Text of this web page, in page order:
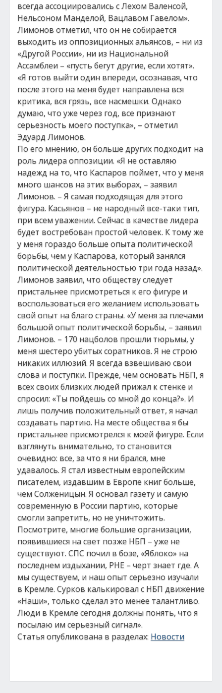
всегда ассоциировались с Лехом Валенсой,
Нельсоном Манделой, Вацлавом Гавелом».
Лимонов отметил, что он не собирается
выходить из оппозиционных альянсов, – ни из
«Другой России», ни из Национальной
Ассамблеи – «пусть бегут другие, если хотят».
«Я готов выйти один впереди, осознавая, что
после этого на меня будет направлена вся
критика, вся грязь, все насмешки. Однако
думаю, что уже через год, все признают
серьезность моего поступка», – отметил
Эдуард Лимонов.
По его мнению, он больше других подходит на
роль лидера оппозиции. «Я не оставляю
надежд на то, что Каспаров поймет, что у меня
много шансов на этих выборах, – заявил
Лимонов. – Я самая подходящая для этого
фигура. Касьянов – не народный все-таки тип,
при всем уважении. Сейчас в качестве лидера
будет востребован простой человек. К тому же
у меня гораздо больше опыта политической
борьбы, чем у Каспарова, который занялся
политической деятельностью три года назад».
Лимонов заявил, что обществу следует
пристальнее присмотреться к его фигуре и
воспользоваться его желанием использовать
свой опыт на благо страны. «У меня за плечами
большой опыт политической борьбы, – заявил
Лимонов. – 170 нацболов прошли тюрьмы, у
меня шестеро убитых соратников. Я не строю
никаких иллюзий. Я всегда взвешиваю свои
слова и поступки. Прежде, чем основать НБП, я
всех своих близких людей прижал к стенке и
спросил: «Ты пойдешь со мной до конца?». И
лишь получив положительный ответ, я начал
создавать партию. На месте общества я бы
пристальнее присмотрелся к моей фигуре. Если
взглянуть внимательно, то становится
очевидно: все, за что я ни брался, мне
удавалось. Я стал известным европейским
писателем, издавшим в Европе книг больше,
чем Солженицын. Я основал газету и самую
современную в России партию, которые
смогли запретить, но не уничтожить.
Посмотрите, многие большие организации,
появившиеся на свет позже НБП – уже не
существуют. СПС почил в бозе, «Яблоко» на
последнем издыхании, РНЕ – черт знает где. А
мы существуем, и наш опыт серьезно изучали
в Кремле. Сурков калькировал с НБП движение
«Наши», только сделал это менее талантливо.
Люди в Кремле сегодня должны понять, что я
посылаю им серьезный сигнал».
Статья опубликована в разделах: Новости